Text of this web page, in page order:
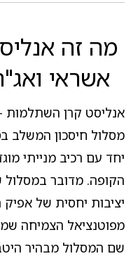
מה זה
אשראי ואג"ח עד
מסלול חיסכון המשלב
הקופה. מדובר
יציבות יחסית של אפיק
מפוטנציאל הצמיחה
שם המסלול מבהיר